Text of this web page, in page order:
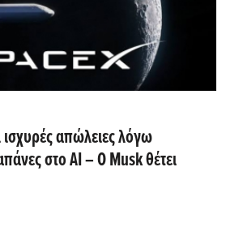
απώλειες λόγω
στο AI – Ο Musk θέτει